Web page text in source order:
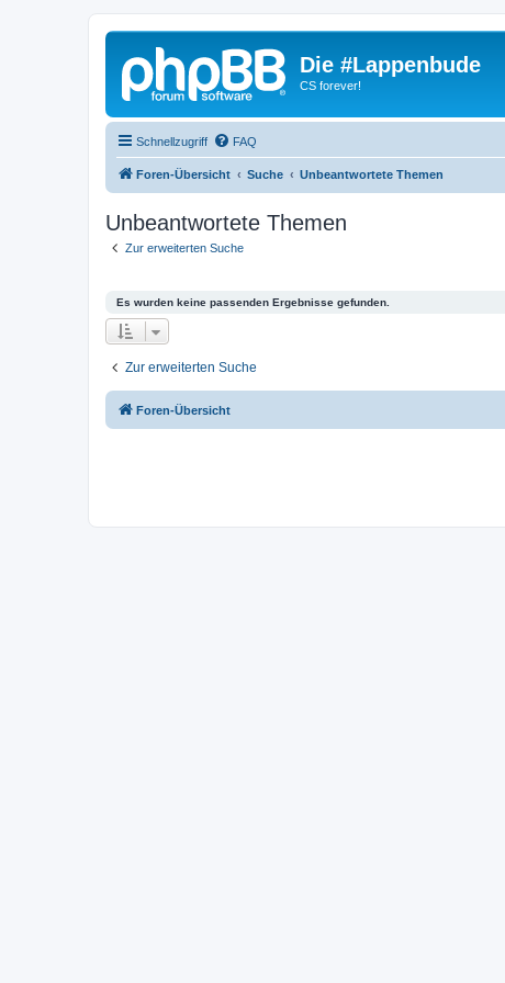
Die #Lappenbude
CS forever!
Schnellzugriff FAQ
Foren-Übersicht Suche Unbeantwortete Themen
Unbeantwortete Themen
Zur erweiterten Suche
Es wurden keine passenden Ergebnisse gefunden.
Zur erweiterten Suche
Foren-Übersicht